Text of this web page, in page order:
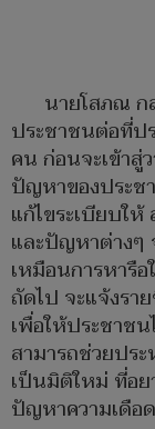
นายโสภณ ก
ประชาชนต่อที่ป
คน ก่อนจะเข้าสู่
ปัญหาของประช
แก้ไขระเบียบใ
และปัญหาต่างๆ
เหมือนการหารื
ถัดไป จะแจ้งร
เพื่อให้ประชาช
สามารถช่วยปร
เป็นมิติใหม่ ที่อ
ปัญหาความเดือ